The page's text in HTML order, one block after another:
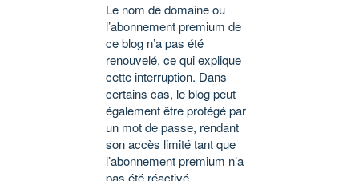
Le nom de domaine ou
l’abonnement premium de
ce blog n’a pas été
renouvelé, ce qui explique
cette interruption. Dans
certains cas, le blog peut
également être protégé par
un mot de passe, rendant
son accès limité tant que
l’abonnement premium n’a
pas été réactivé.